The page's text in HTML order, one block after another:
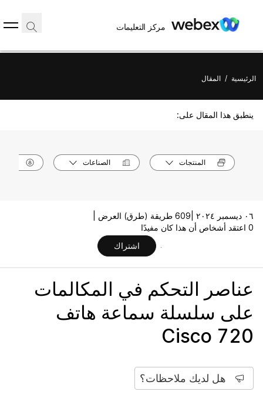
مركز التعليمات
الرئيسية / المقال
ينطبق هذا المقال على:
المنتجات الصناعات
٠٦ ديسمبر ٢٠٢٤ |
609 طريقة (طرق) العرض |
0 اعتقد أشخاص أن هذا كان مفيدًا
اشتراك
عناصر التحكم في المكالمات
على سلسلة سماعة هاتف
Cisco 720
هل لديك ملاحظات؟